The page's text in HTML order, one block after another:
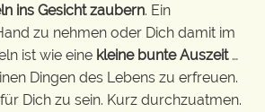
ins Gesicht zaubern. Ein
zu nehmen oder Dich damit im
ist wie eine kleine bunte Auszeit…
Dingen des Lebens zu erfreuen.
Dich zu sein. Kurz durchzuatmen.